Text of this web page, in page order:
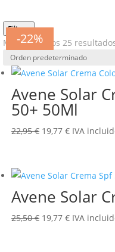
Filtros
Mostrando los 25
-14%
Avene Solar
50+ 50Ml
22,95€ El
era:
22,95 €.
19,77 €El
es:
19,77 €.
IVA
-22%
Avene Solar
25,50€ El
19,77 €ElIVA
-22%
-16%
-24%
-22%
-23%
-11%
-20%
-39%
-23%
-14%
-22%
-23%
-19%
-20%
-17%
-8%
-12%
-18%
-22%
-22%
-20%
-18%
-22%